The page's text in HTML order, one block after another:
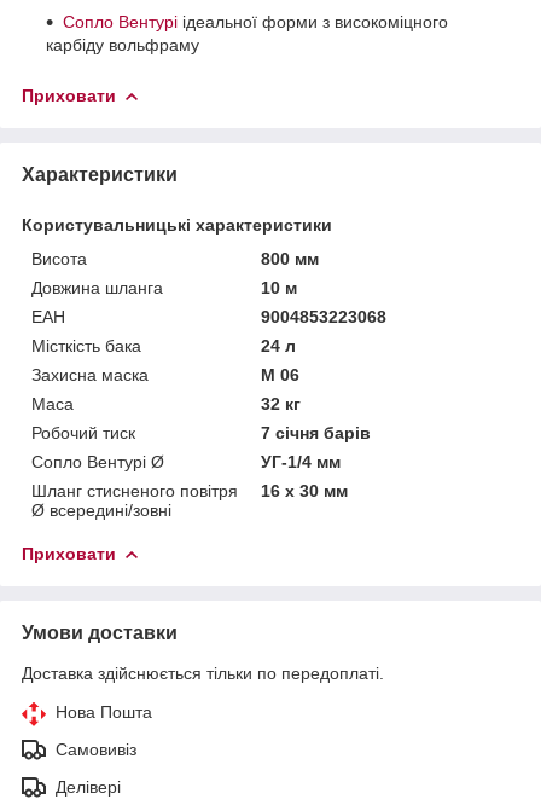
Сопло Вентурі ідеальної форми з високоміцного
карбіду вольфраму
Приховати
Характеристики
Користувальницькі характеристики
Висота
800 мм
Довжина шланга
10 м
ЕАН
9004853223068
Місткість бака
24 л
Захисна маска
М 06
Маса
32 кг
Робочий тиск
7 січня барів
Сопло Вентурі Ø
УГ-1/4 мм
Шланг стисненого повітря
Ø всередині/зовні
16 х 30 мм
Приховати
Умови доставки
Доставка здійснюється тільки по передоплаті.
Нова Пошта
Самовивіз
Делівері